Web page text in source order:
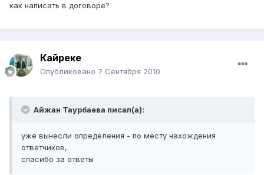
как написать в договоре?
Кайреке
Опубликовано 7 Сентября 2010
Айжан Таурбаева писал(а):
уже вынесли определения - по месту нахождения
ответчиков,
спасибо за ответы